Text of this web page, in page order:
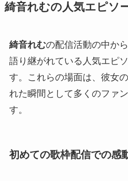
綺音れむの人気エピソ
綺音れむの配信活動の中か
語り継がれている人気エピ
す。これらの場面は、彼女
れた瞬間として多くのファ
す。
初めての歌枠配信での感